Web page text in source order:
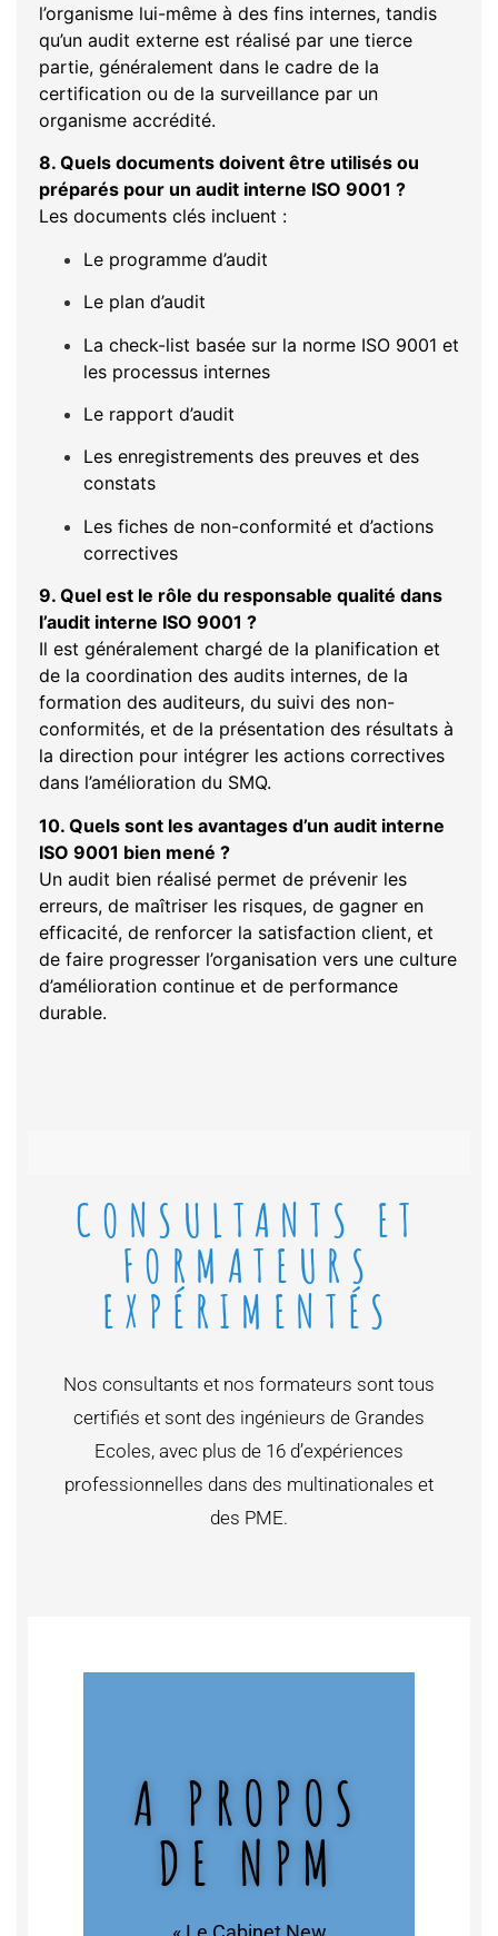
l’organisme lui-même à des fins internes, tandis
qu’un audit externe est réalisé par une tierce
partie, généralement dans le cadre de la
certification ou de la surveillance par un
organisme accrédité.
8. Quels documents doivent être utilisés ou
préparés pour un audit interne ISO 9001 ?
Les documents clés incluent :
Le programme d’audit
Le plan d’audit
La check-list basée sur la norme ISO 9001 et
les processus internes
Le rapport d’audit
Les enregistrements des preuves et des
constats
Les fiches de non-conformité et d’actions
correctives
9. Quel est le rôle du responsable qualité dans
l’audit interne ISO 9001 ?
Il est généralement chargé de la planification et
de la coordination des audits internes, de la
formation des auditeurs, du suivi des non-
conformités, et de la présentation des résultats à
la direction pour intégrer les actions correctives
dans l’amélioration du SMQ.
10. Quels sont les avantages d’un audit interne
ISO 9001 bien mené ?
Un audit bien réalisé permet de prévenir les
erreurs, de maîtriser les risques, de gagner en
efficacité, de renforcer la satisfaction client, et
de faire progresser l’organisation vers une culture
d’amélioration continue et de performance
durable.
CONSULTANTS ET
FORMATEURS
EXPÉRIMENTÉS
Nos consultants et nos formateurs sont tous
certifiés et sont des ingénieurs de Grandes
Ecoles, avec plus de 16 d’expériences
professionnelles dans des multinationales et
des PME.
A PROPOS
DE NPM